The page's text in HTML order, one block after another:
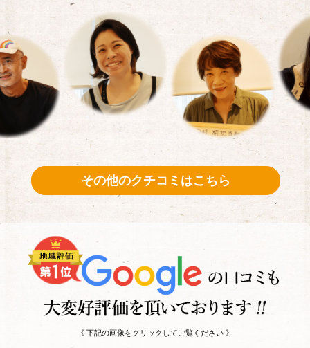
その他のクチコミはこちら
《 下記の画像をクリックしてご覧ください 》